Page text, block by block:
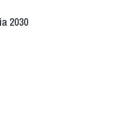
2030